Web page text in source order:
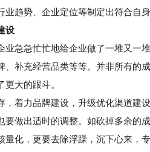
趋势、企业定位等制定出符合自
设
急急忙忙地给企业做了一堆又一
、补充经营品类等等。并非所有的
大的跟斗。
着力品牌建设，升级优化渠道建
要做出适时的调整。如砍掉多余的
量化，更要去除浮躁，沉下心来，